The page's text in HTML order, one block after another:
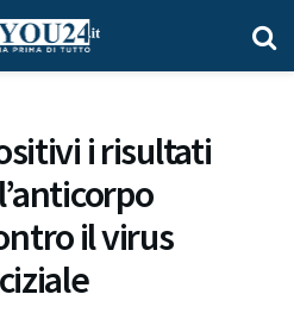
i risultati
il virus